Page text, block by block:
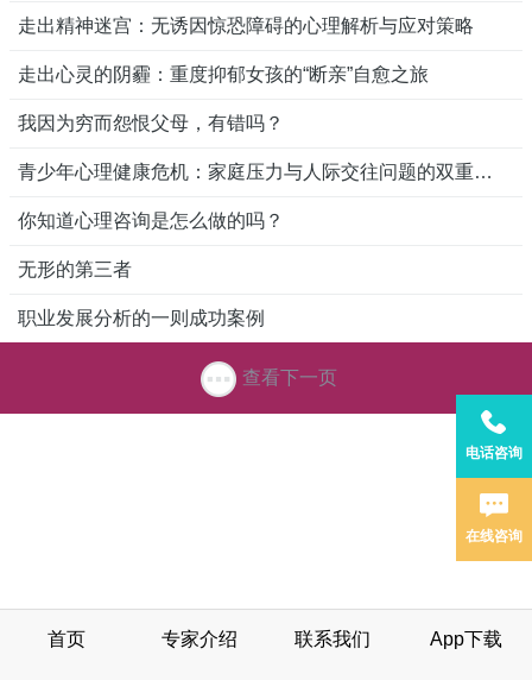
走出精神迷宫：无诱因惊恐障碍的心理解析与应对策略
走出心灵的阴霾：重度抑郁女孩的“断亲”自愈之旅
我因为穷而怨恨父母，有错吗？
青少年心理健康危机：家庭压力与人际交往问题的双重困扰
你知道心理咨询是怎么做的吗？
无形的第三者
职业发展分析的一则成功案例
查看下一页
电话咨询
在线咨询
首页 专家介绍 联系我们 App下载